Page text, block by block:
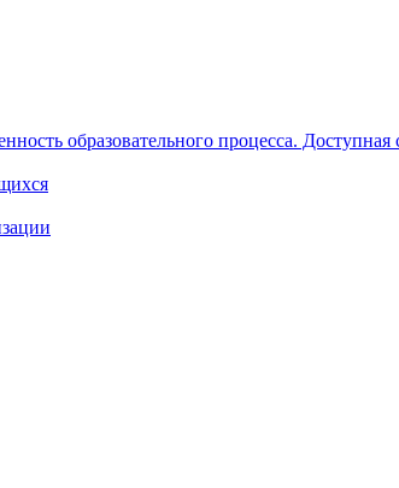
образовательного процесса. Доступная